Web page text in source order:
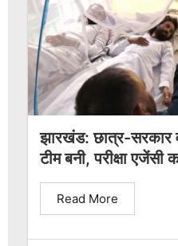
झारखंड: छात्र-सरकार
टीम बनी, परीक्षा एजेंसी
Read More